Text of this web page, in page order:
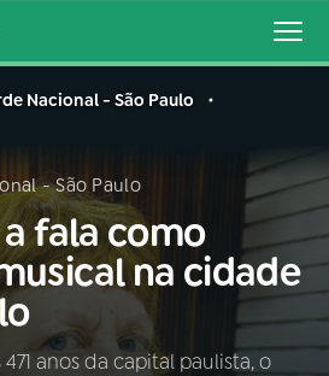
Buscar
AO VIVO
Nacional - São Paulo
- São Paulo
fala como
na cidade
anos da capital paulista, o